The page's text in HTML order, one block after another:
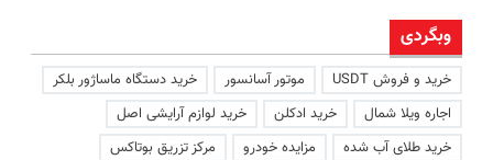
وبگردی
خرید و فروش USDT موتور آسانسور
خرید دستگاه ماساژور بلکر
اجاره ویلا شمال
خرید ادکلن
خرید لوازم آرایشی اصل
خرید طلای آب شده
مزایده خودرو
مرکز تزریق بوتاکس